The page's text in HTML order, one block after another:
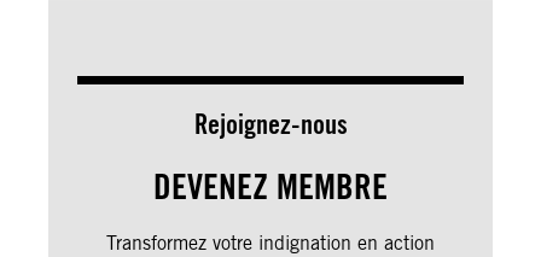
Rejoignez-nous
DEVENEZ MEMBRE
Transformez votre indignation en action